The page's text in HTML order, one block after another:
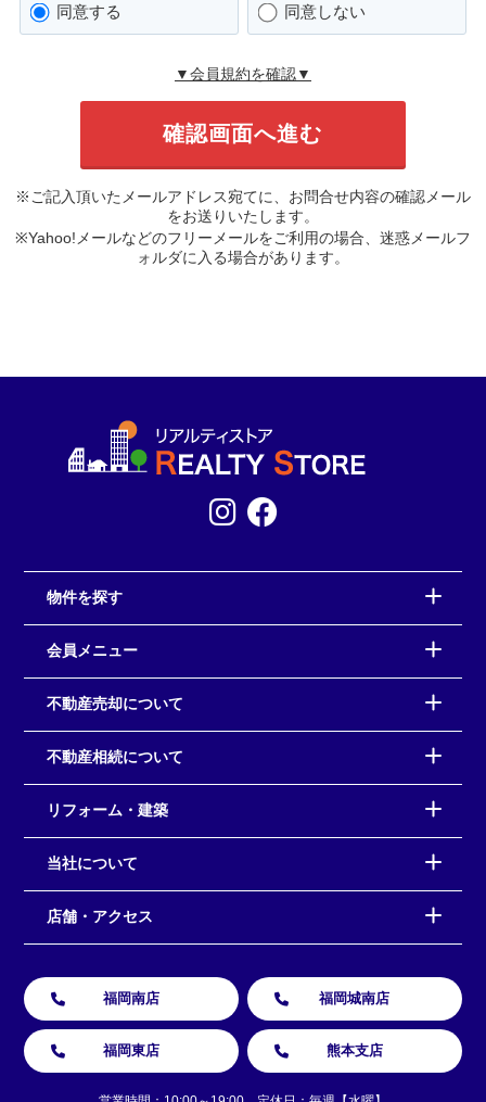
同意する 同意しない
▼会員規約を確認▼
※ご記入頂いたメールアドレス宛てに、お問合せ内容の確認メール
をお送りいたします。
※Yahoo!メールなどのフリーメールをご利用の場合、迷惑メールフ
ォルダに入る場合があります。
物件を探す
会員メニュー
不動産売却について
不動産相続について
リフォーム・建築
当社について
店舗・アクセス
福岡南店 福岡城南店
福岡東店 熊本支店